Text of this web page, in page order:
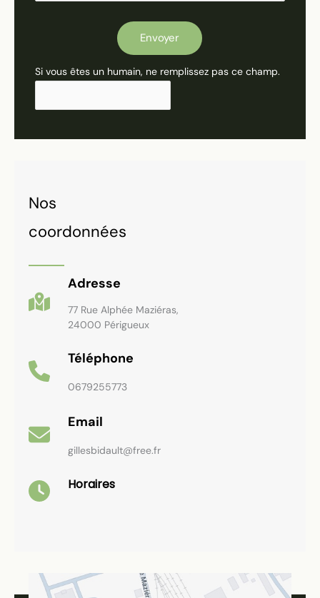
Envoyer
Si vous êtes un humain, ne remplissez pas ce champ.
Nos
coordonnées
Adresse
77 Rue Alphée Maziéras,
24000 Périgueux
Téléphone
0679255773
Email
gillesbidault@free.fr
Horaires